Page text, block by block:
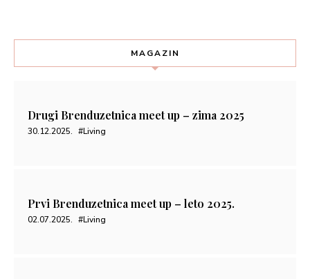
MAGAZIN
Drugi Brenduzetnica meet up – zima 2025
30.12.2025. #Living
Prvi Brenduzetnica meet up – leto 2025.
02.07.2025. #Living